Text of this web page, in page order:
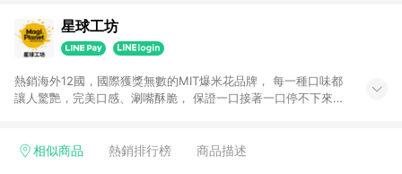
星球工坊
熱銷海外12國，國際獲獎無數的MIT爆米花品牌， 每一種口味都
讓人驚艷，完美口感、涮嘴酥脆， 保證一口接著一口停不下來。
味)相似商品 熱銷排行榜 商品描述